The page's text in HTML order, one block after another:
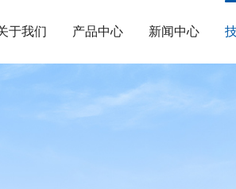
于我们 产品中心 新闻中心